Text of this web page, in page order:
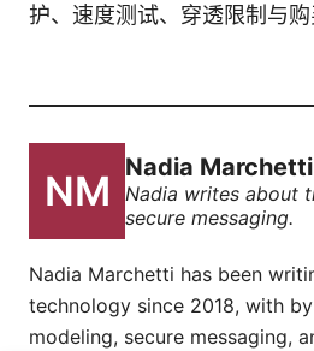
护、速度测试、穿透限制与
Nadia Marchetti
Nadia writes about
secure messaging.
Nadia Marchetti has been
technology since 2018, with
modeling, secure messaging,